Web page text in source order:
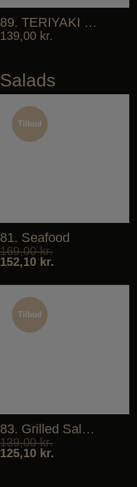
89. TERIYAKI SALMON DON
139,00 kr.
Salads
Tilbud
81. Seafood
169,00kr.
152,10 kr.
Tilbud
Tilbud
83. Grilled Salmon
139,00kr.
125,10 kr.